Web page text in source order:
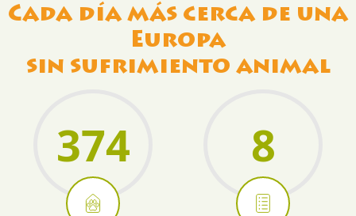
Cada día más cerca de una
Europa
sin sufrimiento animal
374 8